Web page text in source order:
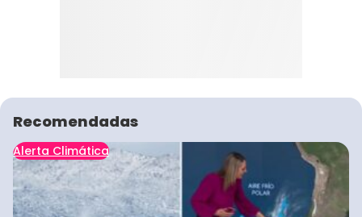
Recomendadas
Alerta Climática